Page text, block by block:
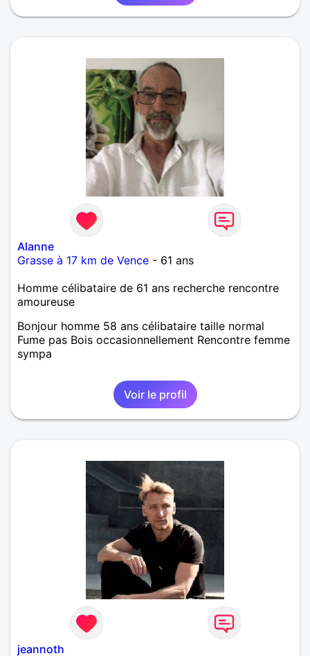
Alanne
Grasse à 17 km de Vence - 61 ans
Homme célibataire de 61 ans recherche rencontre
amoureuse
Bonjour homme 58 ans célibataire taille normal
Fume pas Bois occasionnellement Rencontre femme
sympa
Voir le profil
jeannoth